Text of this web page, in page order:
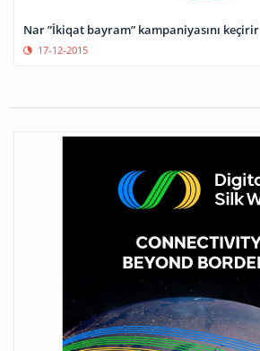
Nar ”İkiqat bayram” kampaniyasını keçirir
17-12-2015